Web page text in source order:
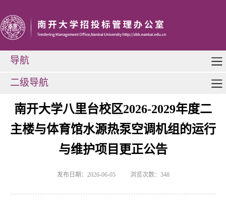
导航
二级导航
南开大学八里台校区2026-2029年度二
主楼与体育馆水源热泵空调机组的运行
与维护项目更正公告
发布日期：2026-06-05 浏览次数： 348